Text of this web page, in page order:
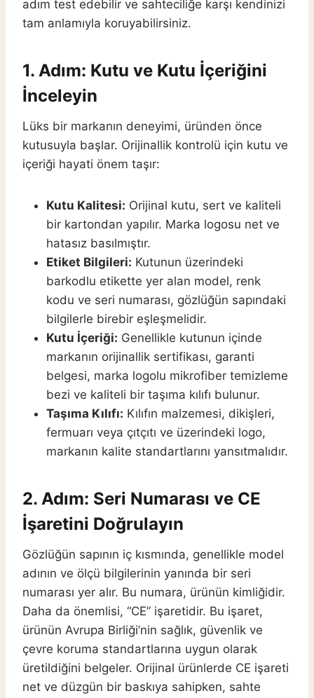
adım test edebilir ve sahteciliğe karşı kendinizi
tam anlamıyla koruyabilirsiniz.
1. Adım: Kutu ve Kutu İçeriğini
İnceleyin
Lüks bir markanın deneyimi, üründen önce
kutusuyla başlar. Orijinallik kontrolü için kutu ve
içeriği hayati önem taşır:
Kutu Kalitesi: Orijinal kutu, sert ve kaliteli
bir kartondan yapılır. Marka logosu net ve
hatasız basılmıştır.
Etiket Bilgileri: Kutunun üzerindeki
barkodlu etikette yer alan model, renk
kodu ve seri numarası, gözlüğün sapındaki
bilgilerle birebir eşleşmelidir.
Kutu İçeriği: Genellikle kutunun içinde
markanın orijinallik sertifikası, garanti
belgesi, marka logolu mikrofiber temizleme
bezi ve kaliteli bir taşıma kılıfı bulunur.
Taşıma Kılıfı: Kılıfın malzemesi, dikişleri,
fermuarı veya çıtçıtı ve üzerindeki logo,
markanın kalite standartlarını yansıtmalıdır.
2. Adım: Seri Numarası ve CE
İşaretini Doğrulayın
Gözlüğün sapının iç kısmında, genellikle model
adının ve ölçü bilgilerinin yanında bir seri
numarası yer alır. Bu numara, ürünün kimliğidir.
Daha da önemlisi, “CE” işaretidir. Bu işaret,
ürünün Avrupa Birliği’nin sağlık, güvenlik ve
çevre koruma standartlarına uygun olarak
üretildiğini belgeler. Orijinal ürünlerde CE işareti
net ve düzgün bir baskıya sahipken, sahte